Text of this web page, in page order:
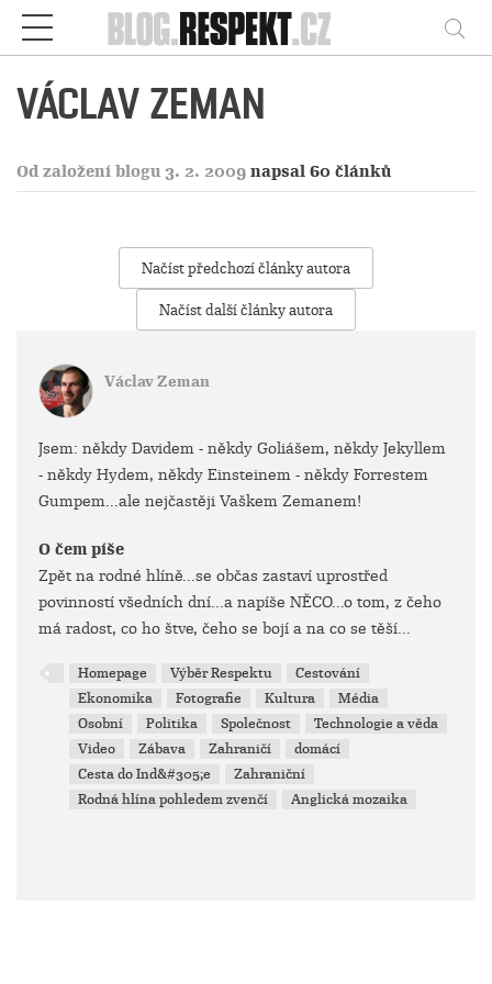
Respekt
VÁCLAV ZEMAN
Od založení blogu 3. 2. 2009 napsal 60 článků
Načíst předchozí články autora
Načíst další články autora
Václav Zeman
Jsem: někdy Davidem - někdy Goliášem, někdy Jekyllem
- někdy Hydem, někdy Einsteinem - někdy Forrestem
Gumpem...ale nejčastěji Vaškem Zemanem!
O čem píše
Zpět na rodné hlíně...se občas zastaví uprostřed
povinností všedních dní...a napíše NĚCO...o tom, z čeho
má radost, co ho štve, čeho se bojí a na co se těší...
Homepage Výběr Respektu
Cestování
Ekonomika
Fotografie Kultura
Média
Osobní
Politika Společnost
Technologie a věda
Video
Zábava Zahraničí
domácí
Cesta do Ind&#305;e
Zahraniční
Rodná hlína pohledem zvenčí
Anglická mozaika